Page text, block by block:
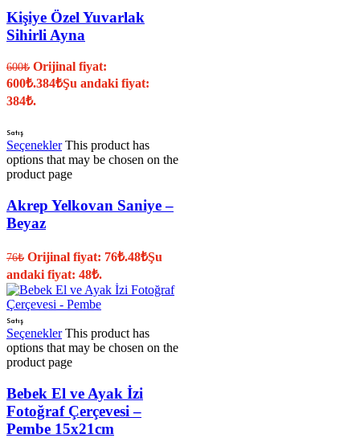
Kişiye Özel Yuvarlak
Sihirli Ayna
600₺ Orijinal fiyat:
600₺.384₺Şu andaki fiyat:
384₺.
Satış
Seçenekler This product has
options that may be chosen on the
product page
Akrep Yelkovan Saniye –
Beyaz
76₺ Orijinal fiyat: 76₺.48₺Şu
andaki fiyat: 48₺.
Satış
Seçenekler This product has
options that may be chosen on the
product page
Bebek El ve Ayak İzi
Fotoğraf Çerçevesi –
Pembe 15x21cm